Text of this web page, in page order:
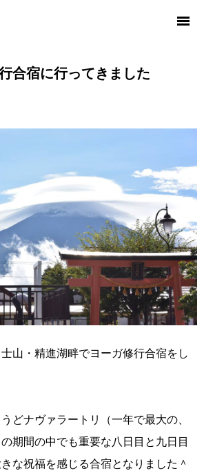
合宿に行ってきました
山・精進湖畔でヨーガ修行合宿をし
どナヴァラートリ（一年で最大の、
期間の中でも重要な八日目と九日目
な祝福を感じる合宿となりました＾